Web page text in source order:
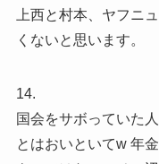
上西と村本、ヤフニ
くないと思います。
14.
国会をサボっていた
とはおいといてw 年